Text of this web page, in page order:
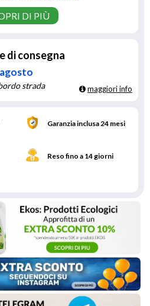
DI PIÙ
di consegna
strada maggiori info
Garanzia inclusa 24 mesi
Reso fino a 14 giorni